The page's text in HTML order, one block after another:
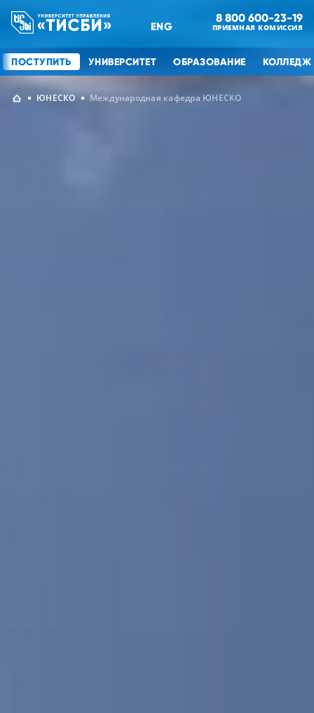
ENG
8 800 600-23-19
ПРИЕМНАЯ КОМИССИЯ
ПОСТУПИТЬ УНИВЕРСИТЕТ ОБРАЗОВАНИЕ КОЛЛЕДЖ
ЮНЕСКО Международная кафедра ЮНЕСКО